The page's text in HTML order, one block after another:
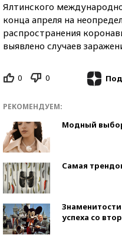
Ялтинского
конца апреля на
распространения
выявлено случаев
0 0
РЕКОМЕНДУЕМ:
Модный
Самая
успеха со